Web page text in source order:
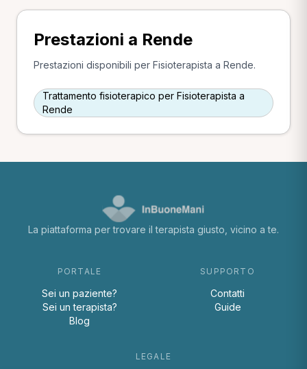
Prestazioni a Rende
Prestazioni disponibili per Fisioterapista a Rende.
Trattamento fisioterapico per Fisioterapista a
Rende
La piattaforma per trovare il terapista giusto, vicino a te.
PORTALE
Sei un paziente?
Sei un terapista?
Blog
SUPPORTO
Contatti
Guide
LEGALE